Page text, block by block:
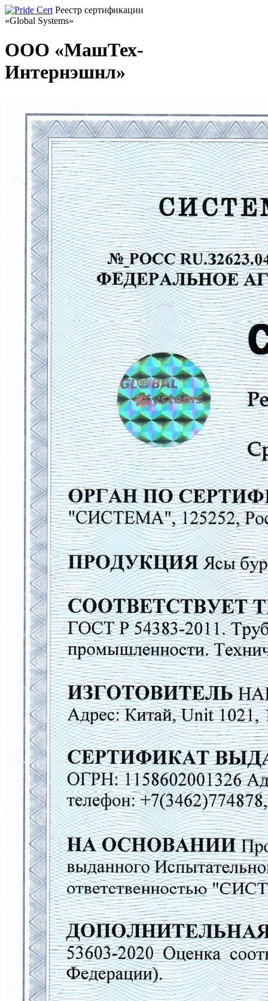
Реестр сертификации
«Global Systems»
ООО «МашТех-
Интернэшнл»